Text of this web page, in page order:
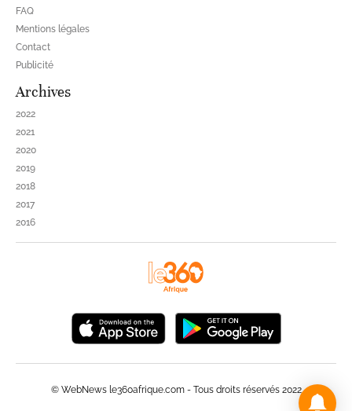
FAQ
Mentions légales
Contact
Publicité
Archives
2022
2021
2020
2019
2018
2017
2016
© WebNews le360afrique.com - Tous droits réservés 2022